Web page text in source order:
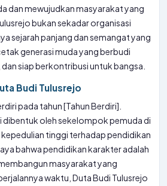
dan mewujudkan masyarakat yang
bukan sekadar organisasi
sejarah panjang dan semangat yang
generasi muda yang berbudi
siap berkontribusi untuk bangsa.
Budi Tulusrejo
pada tahun [Tahun Berdiri].
dibentuk oleh sekelompok pemuda di
tinggi terhadap pendidikan
bahwa pendidikan karakter adalah
masyarakat yang
waktu, Duta Budi Tulusrejo